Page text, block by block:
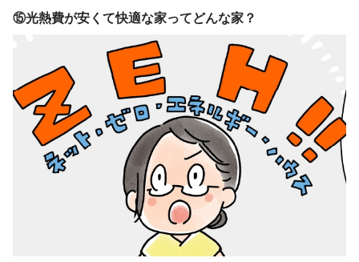
⑮光熱費が安くて快適な家ってどんな家？